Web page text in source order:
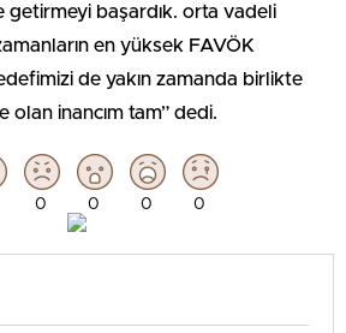
getirmeyi başardık. orta vadeli
en yüksek FAVÖK
de yakın zamanda birlikte
olan inancım tam” dedi.
0 0 0 0